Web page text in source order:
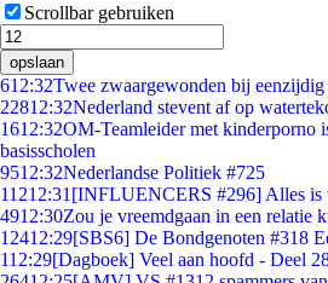
Scrollbar gebruiken
opslaan
612:32Twee zwaargewonden bij
22812:32Nederland stevent af op
1612:32OM-Teamleider met kinderporno
basisscholen
9512:32Nederlandse Politiek #725
11212:31 [INFLUENCERS #296] Alles is
4912:30Zou je vreemdgaan in een relatie
12412:29[SBS6] De Bondgenoten #318
112:29[Dagboek] Veel aan hoofd - Deel